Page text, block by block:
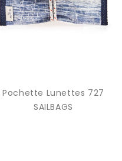
Pochette Lunettes 727
SAILBAGS